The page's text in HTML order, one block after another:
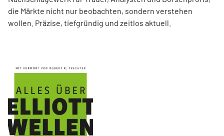
die Märkte nicht nur beobachten, sondern verstehen
wollen. Präzise, tiefgründig und zeitlos aktuell.